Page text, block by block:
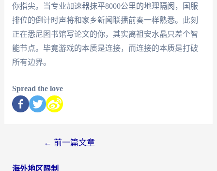
你指尖。当专业加速器抹平8000公里的地理隔阂，国服
排位的倒计时声将和家乡新闻联播前奏一样熟悉。此刻
正在悉尼图书馆写论文的你，其实离祖安水晶只差个智
能节点。毕竟游戏的本质是连接，而连接的本质是打破
所有边界。
Spread the love
← 前一篇文章
海外地区限制